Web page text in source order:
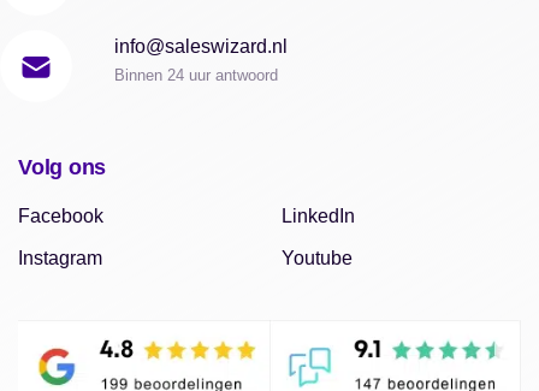
info@saleswizard.nl
Binnen 24 uur antwoord
Volg ons
Facebook
Instagram
LinkedIn
Youtube